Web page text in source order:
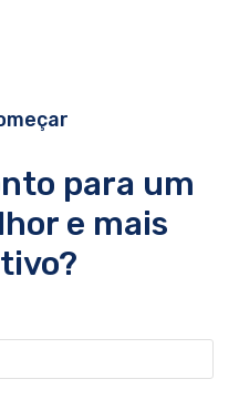
para um
e mais